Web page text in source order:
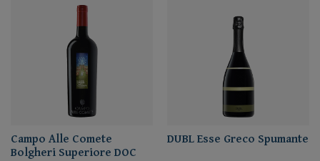
Campo Alle Comete
Bolgheri Superiore DOC
DUBL Esse Greco Spumante